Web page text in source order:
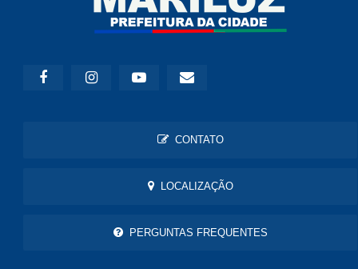
CONTATO
LOCALIZAÇÃO
PERGUNTAS FREQUENTES